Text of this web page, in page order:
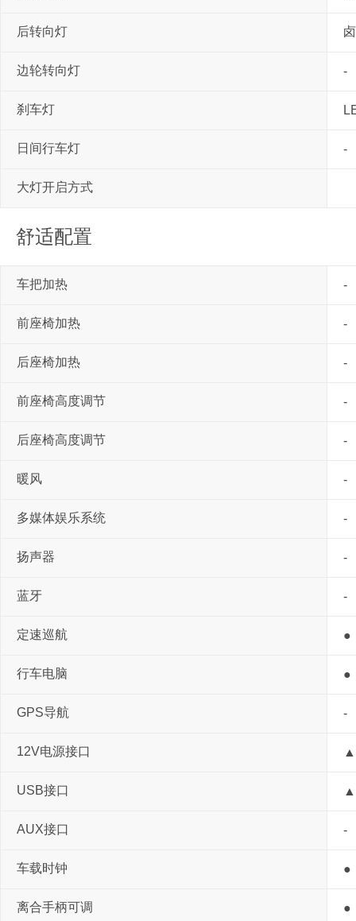
后转向灯
边轮转向灯 -
刹车灯
日间行车灯 -
大灯开启方式
舒适配置
车把加热 -
前座椅加热 -
后座椅加热 -
前座椅高度调节 -
后座椅高度调节 -
暖风 -
多媒体娱乐系统 -
扬声器 -
蓝牙 -
定速巡航 ●
行车电脑 ●
GPS导航 -
12V电源接口 ▲
USB接口 ▲
AUX接口 -
车载时钟 ●
离合手柄可调 ●